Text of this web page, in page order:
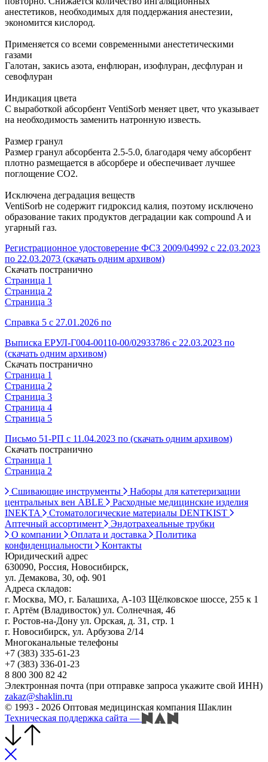
анестетиков, необходимых для поддержания анестезии,
экономится кислород.
Применяется со всеми современными анестетическими
газами
Галотан, закись азота, енфлюран, изофлуран, десфлуран и
севофлуран
Индикация цвета
С выработкой абсорбент VentiSorb меняет цвет, что указывает
на необходимость заменить натронную известь.
Размер гранул
Размер гранул абсорбента 2.5-5.0, благодаря чему абсорбент
плотно размещается в абсорбере и обеспечивает лучшее
поглощение СО2.
Исключена деградация веществ
VentiSorb не содержит гидроксид калия, поэтому исключено
образование таких продуктов деградации как compound A и
угарный газ.
Регистрационное удостоверение ФСЗ 2009/04992 с 22.03.2023
по 22.03.2073 (скачать одним архивом)
Скачать постранично
Страница 1
Страница 2
Страница 3
Справка 5 с 27.01.2026 по
Выписка ЕРУЛ-Г004-00110-00/02933786 с 22.03.2023 по
(скачать одним архивом)
Скачать постранично
Страница 1
Страница 2
Страница 3
Страница 4
Страница 5
Письмо 51-РП с 11.04.2023 по (скачать одним архивом)
Скачать постранично
Страница 1
Страница 2
Сшивающие инструменты
Наборы для катетеризации
центральных вен ABLE
Расходные медицинские изделия
INEKTA
Стоматологические материалы DENTKIST
Аптечный ассортимент
Эндотрахеальные трубки
О компании
Оплата и доставка
Политика
конфиденциальности
Контакты
Юридический адрес
630090, Россия, Новосибирск,
ул. Демакова, 30, оф. 901
Адреса складов:
г. Москва, МО, г. Балашиха, А-103 Щёлковское шоссе, 255 к 1
г. Артём (Владивосток) ул. Солнечная, 46
г. Ростов-на-Дону ул. Орская, д. 31, стр. 1
г. Новосибирск, ул. Арбузова 2/14
Многоканальные телефоны
+7 (383) 335-61-23
+7 (383) 336-01-23
8 800 300 82 42
Электронная почта (при отправке запроса укажите свой ИНН)
zakaz@shaklin.ru
© 1993 - 2026 Оптовая медицинская компания Шаклин
Техническая поддержка сайта —